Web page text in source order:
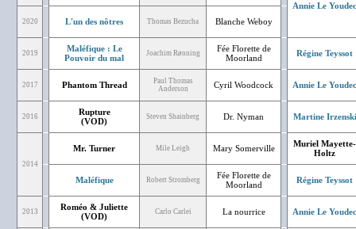
Annie Le Youdec
2020 L'un des nôtres Thomas Bezucha Blanche Weboy
2019
Maléfique : Le
Pouvoir du mal
Joachim Rønning
Fée Florette de
Moorland
Régine Teyssot
2017 Phantom Thread
Paul Thomas
Anderson
Cyril Woodcock Annie Le Youdec
2016
Rupture
(VOD)
Steven Shainberg Dr. Nyman Martine Irzenski
2014
Mr. Turner Mile Leigh Mary Somerville
Muriel Mayette-
Holtz
Maléfique Robert Stromberg
Fée Florette de
Moorland
Régine Teyssot
2013
Roméo & Juliette
(VOD)
Carlo Carlei La nourrice Annie Le Youdec